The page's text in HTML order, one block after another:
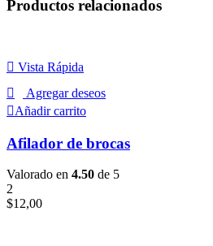
Productos relacionados
Vista Rápida
Agregar deseos
Añadir carrito
Afilador de brocas
Valorado en 4.50 de 5
2
$12,00